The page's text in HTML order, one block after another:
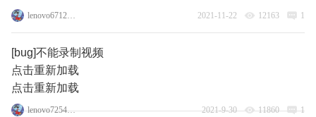
lenovo67124895 2021-11-22 12163 1
[bug]不能录制视频
点击重新加载
点击重新加载
lenovo72545593 2021-9-30 11860 1